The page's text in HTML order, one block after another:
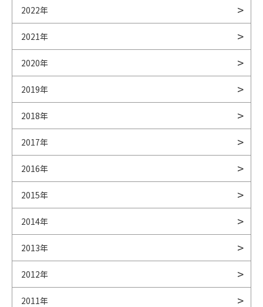
2022年
2021年
2020年
2019年
2018年
2017年
2016年
2015年
2014年
2013年
2012年
2011年